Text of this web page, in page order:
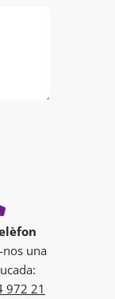
nos una
972 21